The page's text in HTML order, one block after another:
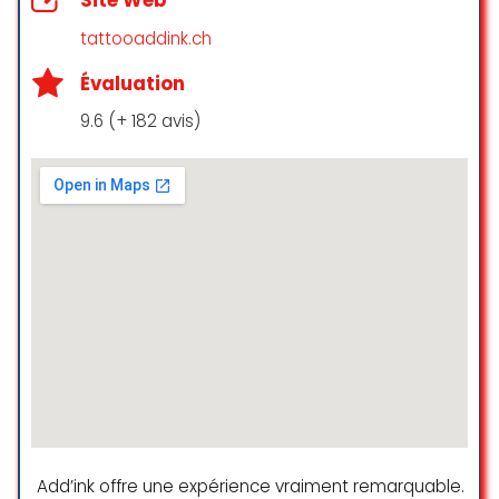
Superbe institut très bien situé.
L’équipe est au top propre,
Après plusieurs mauvaises
tattooaddink.ch
Évaluation
9.6 (+ 182 avis)
Add’ink offre une expérience vraiment remarquable.